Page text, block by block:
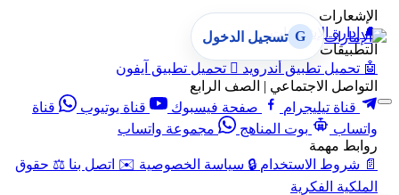
الإشعارات
🔔 إدارة الإشعارات
التطبيقات
🤖 تحميل تطبيق أندرويد  تحميل تطبيق آيفون
التواصل الاجتماعي | الصف الرابع
قناة تيليجرام
صفحة فيسبوك قناة يوتيوب
قناة
واتساب
بوت المناهج
مجموعة واتساب
روابط مهمة
📄 شروط الاستخدام 🔒 سياسة الخصوصية ✉️ اتصل بنا ⚖️ حقوق
الملكية الفكرية
G تسجيل الدخول